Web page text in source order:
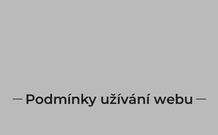
Podmínky užívání webu